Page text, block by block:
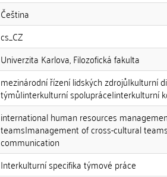
Čeština
cs_CZ
Univerzita Karlova, Filozofická fakulta
mezinárodní řízení lidských zdrojů|kulturní
týmů|interkulturní spolupráce|interkulturní
international human resources
teams|management of cross-cultural
communication
Interkulturní specifika týmové práce